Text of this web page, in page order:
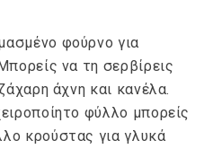
φούρνο για
να τη σερβίρεις
άχνη και κανέλα.
φύλλο μπορείς
κρούστας για γλυκά